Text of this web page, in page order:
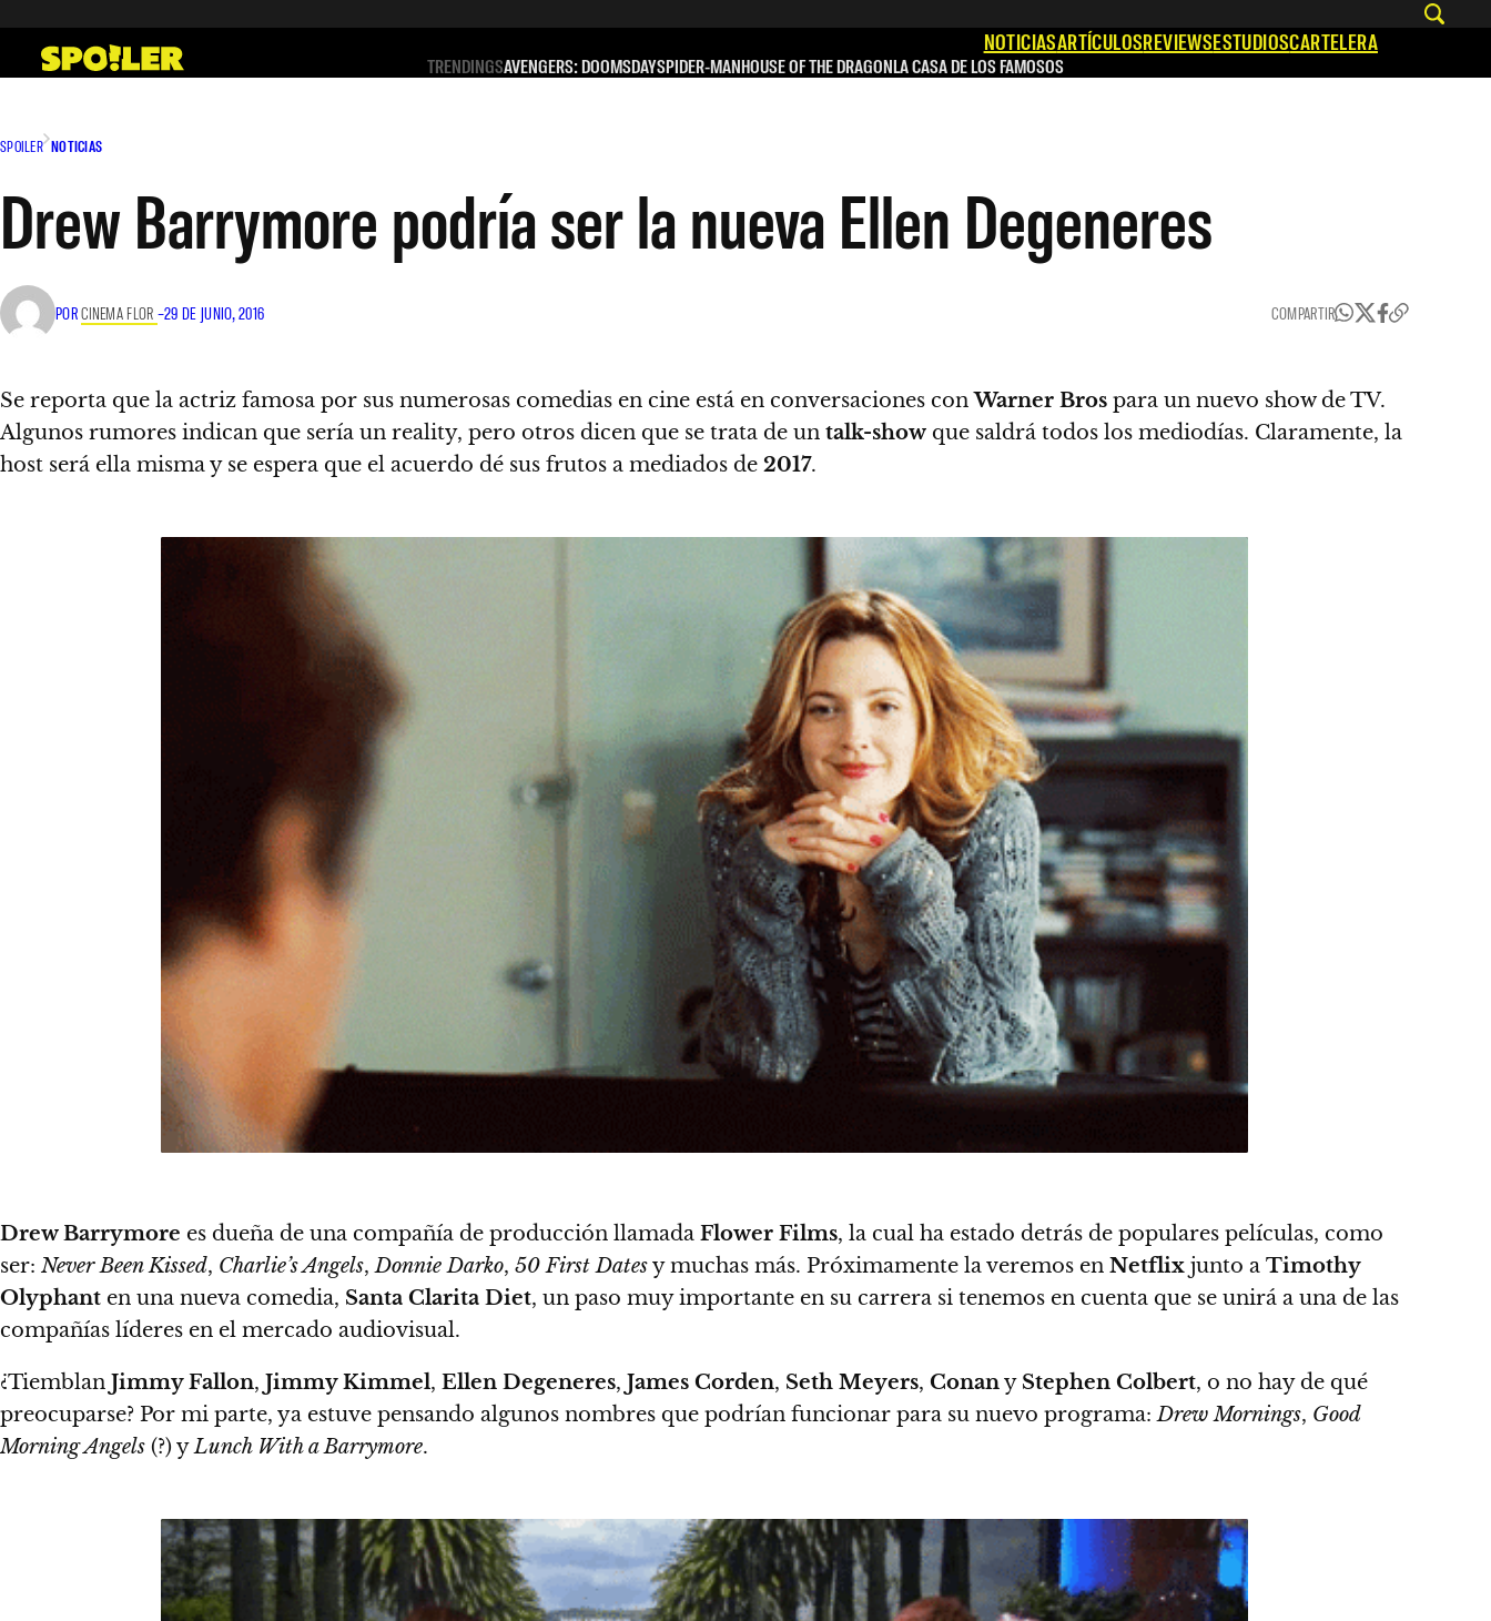
contenido
NOTICIASARTÍCULOSREVIEWSESTUDIOSCARTELERA
TRENDINGSAVENGERS: DOOMSDAYSPIDER-MANHOUSE OF THE DRAGONLA CASA DE LOS FAMOSOS
SPOILER NOTICIAS
Drew Barrymore podría ser la nueva Ellen Degeneres
PORCINEMA FLOR –29 DE JUNIO, 2016 COMPARTIR
Se reporta que la actriz famosa por sus numerosas comedias en cine está en conversaciones conWarner Bros para un nuevo show de TV.
Algunos rumores indican que sería un reality, pero otros dicen que se trata de un talk-show que saldrá todos los mediodías. Claramente, la
host será ella misma y se espera que el acuerdo dé sus frutos a mediados de 2017.
Drew Barrymore es dueña de una compañía de producción llamada Flower Films, la cual ha estado detrás de populares películas, como
ser: Never Been Kissed, Charlie’s Angels,Donnie Darko, 50 First Datesy muchas más. Próximamente la veremos en Netflix junto a Timothy
Olyphant en una nueva comedia, Santa Clarita Diet, un paso muy importante en su carrera si tenemos en cuenta que se unirá a una de las
compañías líderes en el mercado audiovisual.
¿Tiemblan Jimmy Fallon, Jimmy Kimmel, Ellen Degeneres, James Corden, Seth Meyers, Conany Stephen Colbert, o no hay de qué
preocuparse? Por mi parte, ya estuve pensando algunos nombres que podrían funcionar para su nuevo programa:Drew Mornings, Good
Morning Angels (?) yLunch With a Barrymore.